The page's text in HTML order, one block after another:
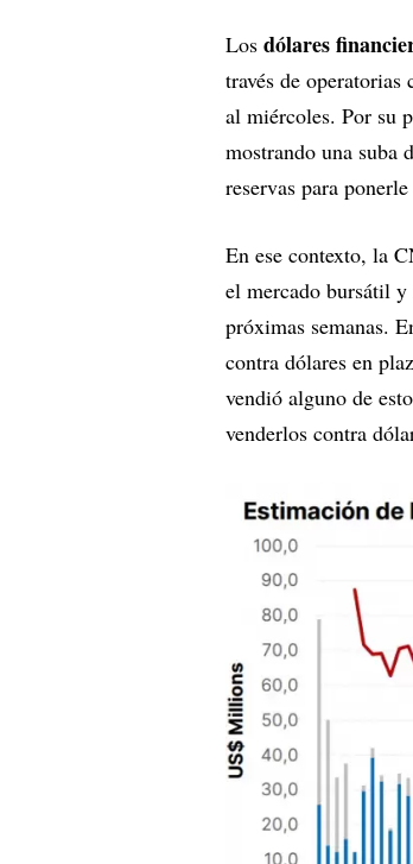
Los dólares
través de
al miércoles. Por su
mostrando una suba
reservas para
En ese contexto, la
el mercado bursátil
próximas semanas.
contra dólares en
vendió alguno de
venderlos contra